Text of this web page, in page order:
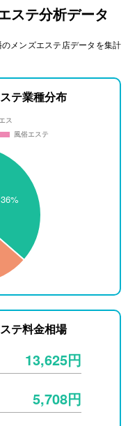
ステ分析データ
メンズエステ店データを集計
テ業種分布
テ料金相場
13,625円
5,708円